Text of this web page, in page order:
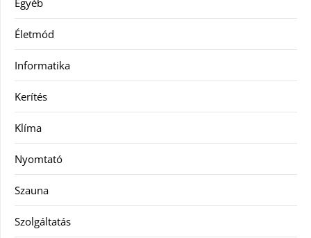
Egyéb
Életmód
Informatika
Kerítés
Klíma
Nyomtató
Szauna
Szolgáltatás